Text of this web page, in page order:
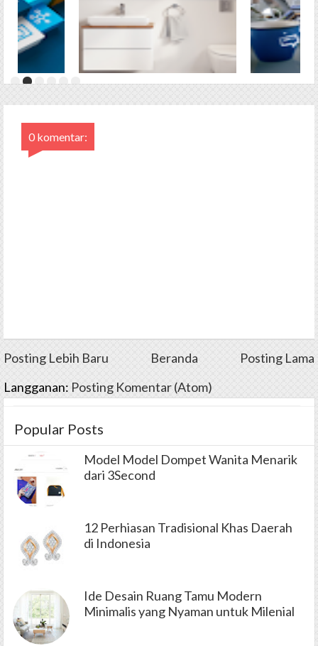
0 komentar:
Posting Lebih Baru Beranda
Posting Lama
Langganan: Posting Komentar (Atom)
Popular Posts
Model Model Dompet Wanita Menarik
dari 3Second
12 Perhiasan Tradisional Khas Daerah
di Indonesia
Ide Desain Ruang Tamu Modern
Minimalis yang Nyaman untuk Milenial